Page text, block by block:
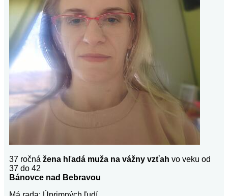
37 ročná žena hľadá muža na vážny vzťah vo veku od
37 do 42
Bánovce nad Bebravou